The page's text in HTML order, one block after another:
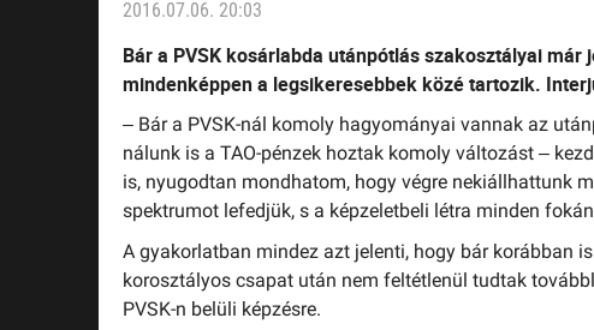
2016.07.06. 20:03
Bár a PVSKkosárlabda utánpótlásszakosztályai már
mindenképpen a legsikeresebbek közé tartozik.
– Bár a PVSK-nál komoly hagyományai vannak az
nálunk is a TAO-pénzek hoztak komoly változást –
is, nyugodtan mondhatom, hogy végre nekiállhattunk
spektrumot lefedjük, s a képzeletbeli létra minden
A gyakorlatban mindez azt jelenti, hogy bár korábban
korosztályos csapat után nem feltétlenül tudtak
PVSK-n belüli képzésre.